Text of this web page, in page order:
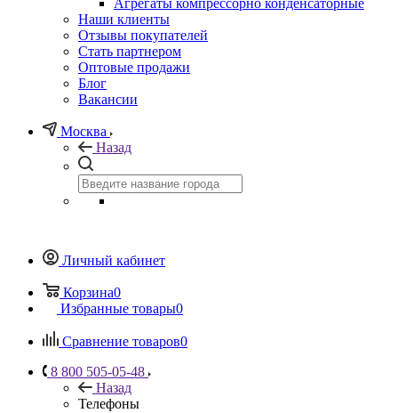
Агрегаты компрессорно конденсаторные
Наши клиенты
Отзывы покупателей
Стать партнером
Оптовые продажи
Блог
Вакансии
Москва
Назад
Личный кабинет
Корзина0
Избранные товары0
Сравнение товаров0
8 800 505-05-48
Назад
Телефоны